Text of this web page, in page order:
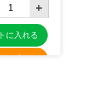
に入れる